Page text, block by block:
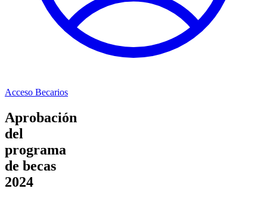
Acceso Becarios
Aprobación
del
programa
de becas
2024